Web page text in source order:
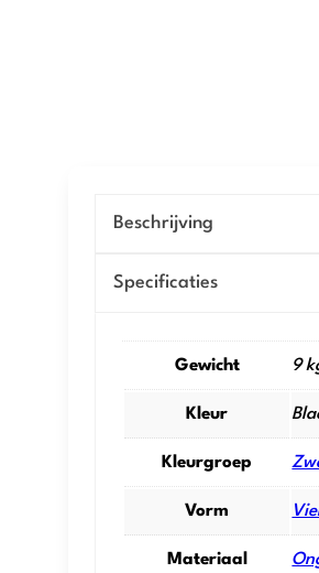
Beschrijving
Specificaties
Gewicht 9
Kleur
Kleurgroep
Vorm
Materiaal